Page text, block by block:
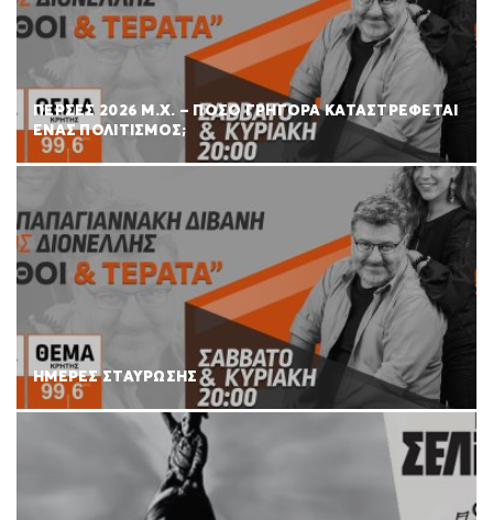
ΠΕΡΣΕΣ 2026 Μ.Χ. – ΠΟΣΟ ΓΡΗΓΟΡΑ ΚΑΤΑΣΤΡΕΦΕΤΑΙ
ΕΝΑΣ ΠΟΛΙΤΙΣΜΟΣ;
ΗΜΕΡΕΣ ΣΤΑΥΡΩΣΗΣ